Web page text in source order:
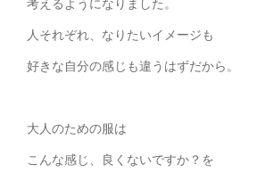
人それぞれ、なりたいイメージも
好きな自分の感じも違うはずだから。
大人のための服は
こんな感じ、良くないですか？を